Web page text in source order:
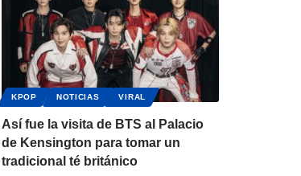
KPOP NOTICIAS VIRAL
Así fue la visita de BTS al Palacio
de Kensington para tomar un
tradicional té británico